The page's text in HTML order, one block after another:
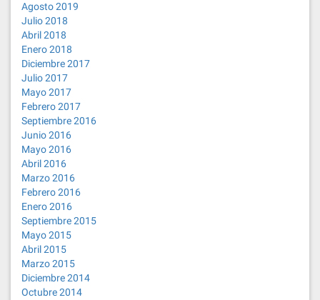
Agosto 2019
Julio 2018
Abril 2018
Enero 2018
Diciembre 2017
Julio 2017
Mayo 2017
Febrero 2017
Septiembre 2016
Junio 2016
Mayo 2016
Abril 2016
Marzo 2016
Febrero 2016
Enero 2016
Septiembre 2015
Mayo 2015
Abril 2015
Marzo 2015
Diciembre 2014
Octubre 2014